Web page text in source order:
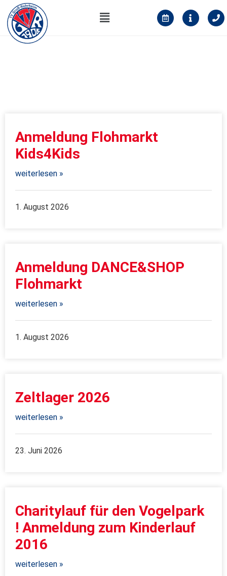
Anmeldung Flohmarkt
Kids4Kids
weiterlesen »
1. August 2026
Anmeldung DANCE&SHOP
Flohmarkt
weiterlesen »
1. August 2026
Zeltlager 2026
weiterlesen »
23. Juni 2026
Charitylauf für den Vogelpark
! Anmeldung zum Kinderlauf
2016
weiterlesen »